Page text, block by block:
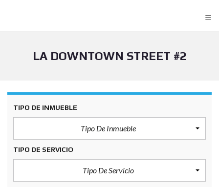
≡
LA DOWNTOWN STREET #2
TIPO DE INMUEBLE
Tipo De Inmueble
TIPO DE SERVICIO
Tipo De Servicio